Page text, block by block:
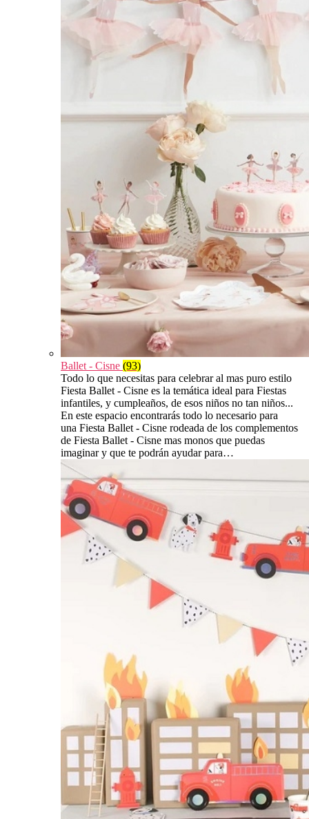
Ballet - Cisne (93)
Todo lo que necesitas para celebrar al mas puro estilo
Fiesta Ballet - Cisne es la temática ideal para Fiestas
infantiles, y cumpleaños, de esos niños no tan niños...
En este espacio encontrarás todo lo necesario para
una Fiesta Ballet - Cisne rodeada de los complementos
de Fiesta Ballet - Cisne mas monos que puedas
imaginar y que te podrán ayudar para…